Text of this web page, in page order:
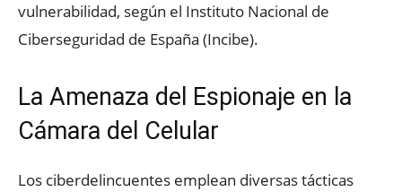
vulnerabilidad, según el Instituto Nacional de
Ciberseguridad de España (Incibe).
La Amenaza del Espionaje en la
Cámara del Celular
Los ciberdelincuentes emplean diversas tácticas